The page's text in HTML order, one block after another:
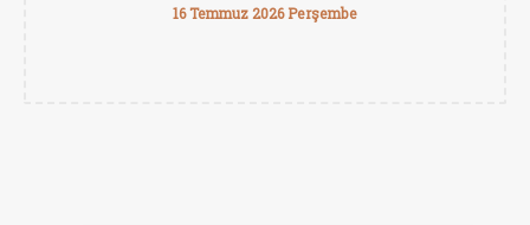
16 Temmuz 2026 Perşembe